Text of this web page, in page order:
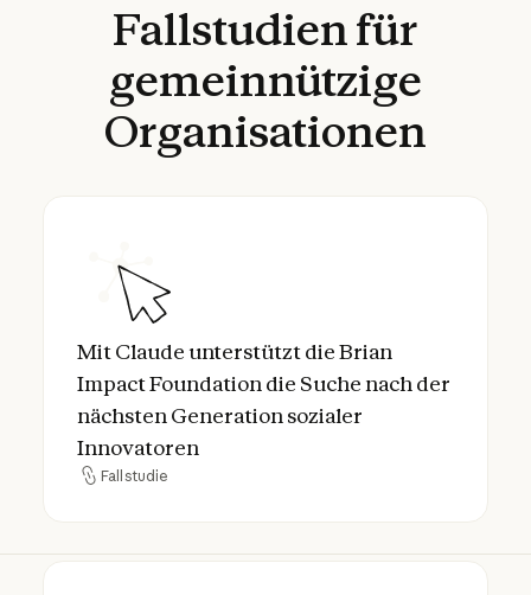
Fallstudienfür
gemeinnützige
Organisationen
Mit Claude unterstützt die Brian
Impact Foundation die Suche nach der
nächsten Generation sozialer
Innovatoren
Fallstudie
Fallstudie